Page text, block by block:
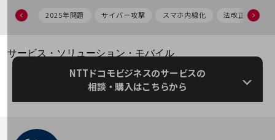
別ウィンドウで開きます
サービス・ソリューション・モバイル
サービス・ソリューションTOP
DXに関する課題を解決する
サービス・ソリューションをご紹介
2025年問題 サイバー攻撃 スマホ内線化 法改正
NTTドコモビジネスのサービスの
相談・購入はこちらから